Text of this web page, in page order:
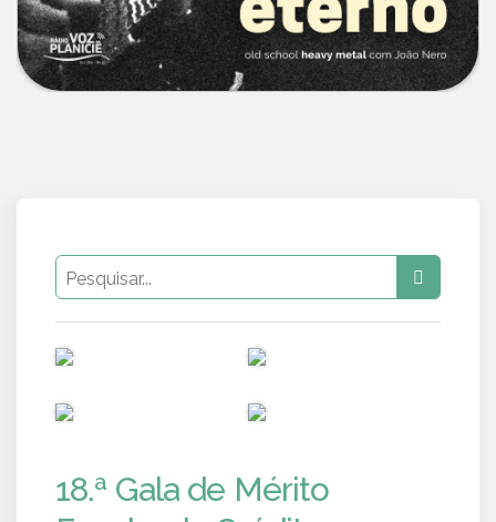
18.ª Gala de Mérito